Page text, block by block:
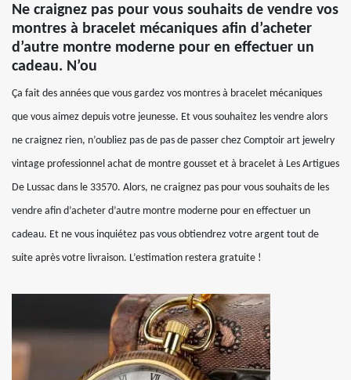
Ne craignez pas pour vous souhaits de vendre vos
montres à bracelet mécaniques afin d’acheter
d’autre montre moderne pour en effectuer un
cadeau. N’ou
Ça fait des années que vous gardez vos montres à bracelet mécaniques
que vous aimez depuis votre jeunesse. Et vous souhaitez les vendre alors
ne craignez rien, n’oubliez pas de pas de passer chez Comptoir art jewelry
vintage professionnel achat de montre gousset et à bracelet à Les Artigues
De Lussac dans le 33570. Alors, ne craignez pas pour vous souhaits de les
vendre afin d’acheter d’autre montre moderne pour en effectuer un
cadeau. Et ne vous inquiétez pas vous obtiendrez votre argent tout de
suite après votre livraison. L’estimation restera gratuite !